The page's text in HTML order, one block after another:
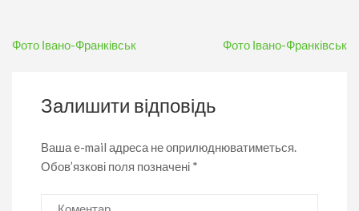
Навігація
Фото Івано-Франківськ Фото Івано-Франківськ
Залишити відповідь
Ваша e-mail адреса не оприлюднюватиметься.
Обов’язкові поля позначені *
Коментар